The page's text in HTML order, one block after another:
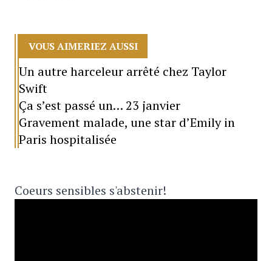
VOUS AIMERIEZ AUSSI
Un autre harceleur arrêté chez Taylor
Swift
Ça s’est passé un… 23 janvier
Gravement malade, une star d’Emily in
Paris hospitalisée
Coeurs sensibles s'abstenir!